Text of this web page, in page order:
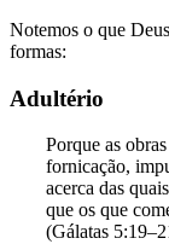
Notemos o que
formas:
Adultério
Porque as
fornicação,
acerca das
que os que
(Gálatas